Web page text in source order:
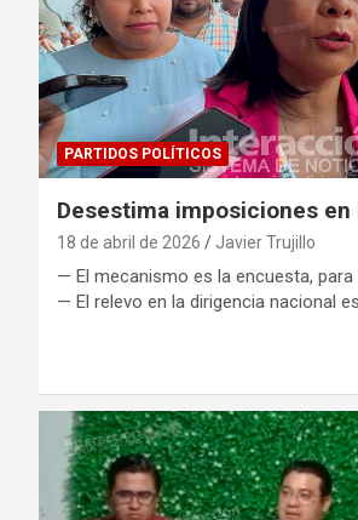
PARTIDOS POLÍTICOS
Desestima imposiciones en
18 de abril de 2026 Javier Trujillo
— El mecanismo es la encuesta,
— El relevo en la dirigencia nacional